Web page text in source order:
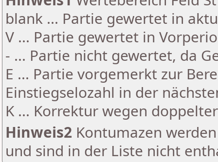
blank ... Partie gewertet in
V ... Partie gewertet in
- ... Partie nicht gewertet, da
E ... Partie vorgemerkt zur
Einstiegselozahl in der
K ... Korrektur wegen
Hinweis2 Kontumazen
und sind in der Liste nicht